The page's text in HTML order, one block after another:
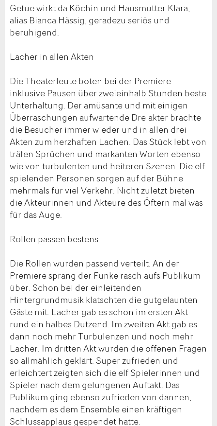
Getue wirkt da Köchin und Hausmutter Klara,
alias Bianca Hässig, geradezu seriös und
beruhigend.
Lacher in allen Akten
Die Theaterleute boten bei der Premiere
inklusive Pausen über zweieinhalb Stunden beste
Unterhaltung. Der amüsante und mit einigen
Überraschungen aufwartende Dreiakter brachte
die Besucher immer wieder und in allen drei
Akten zum herzhaften Lachen. Das Stück lebt von
träfen Sprüchen und markanten Worten ebenso
wie von turbulenten und heiteren Szenen. Die elf
spielenden Personen sorgen auf der Bühne
mehrmals für viel Verkehr. Nicht zuletzt bieten
die Akteurinnen und Akteure des Öftern mal was
für das Auge.
Rollen passen bestens
Die Rollen wurden passend verteilt. An der
Premiere sprang der Funke rasch aufs Publikum
über. Schon bei der einleitenden
Hintergrundmusik klatschten die gutgelaunten
Gäste mit. Lacher gab es schon im ersten Akt
rund ein halbes Dutzend. Im zweiten Akt gab es
dann noch mehr Turbulenzen und noch mehr
Lacher. Im dritten Akt wurden die offenen Fragen
so allmählich geklärt. Super zufrieden und
erleichtert zeigten sich die elf Spielerinnen und
Spieler nach dem gelungenen Auftakt. Das
Publikum ging ebenso zufrieden von dannen,
nachdem es dem Ensemble einen kräftigen
Schlussapplaus gespendet hatte.